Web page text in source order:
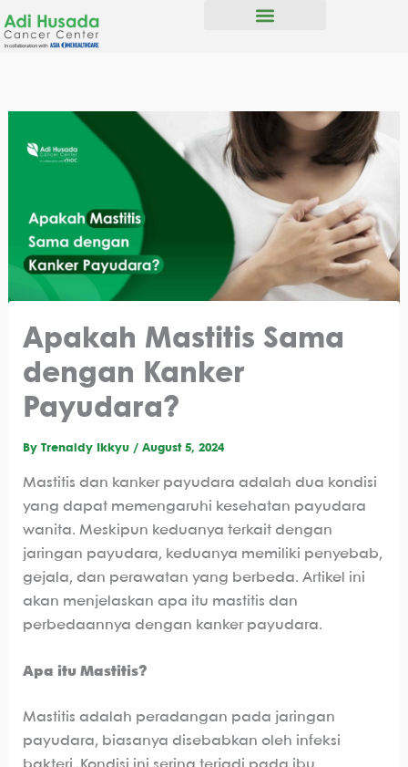
to
Apakah Mastitis Sama
dengan Kanker
Payudara?
By Trenaldy Ikkyu / August 5, 2024
Mastitis dan kanker payudara adalah dua kondisi
yang dapat memengaruhi kesehatan payudara
wanita. Meskipun keduanya terkait dengan
jaringan payudara, keduanya memiliki penyebab,
gejala, dan perawatan yang berbeda. Artikel ini
akan menjelaskan apa itu mastitis dan
perbedaannya dengan kanker payudara.
Apa itu Mastitis?
Mastitis adalah peradangan pada jaringan
payudara, biasanya disebabkan oleh infeksi